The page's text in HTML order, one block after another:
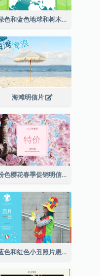
绿色和蓝色地球和树木插图地球日明信片
海滩明信片
粉色樱花春季促销明信片
蓝色和红色小丑照片愚人节明信片